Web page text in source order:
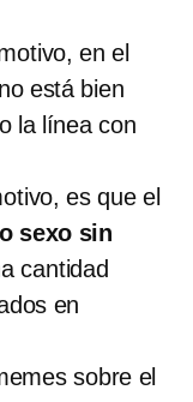
en el
está bien
la línea con
es que el
sexo sin
cantidad
en
sobre el